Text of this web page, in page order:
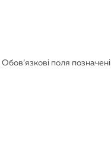
Обов’язкові поля позначені